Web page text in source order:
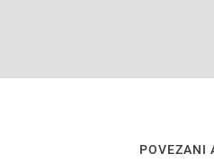
POVEZANI